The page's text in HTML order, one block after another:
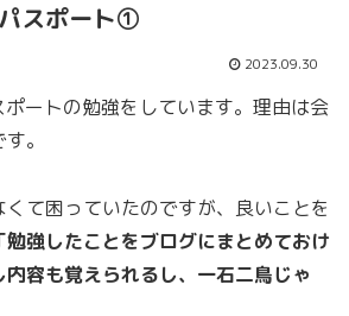
スポート①
2023.09.30
ートの勉強をしています。理由は会
。
て困っていたのですが、良いことを
勉強したことをブログにまとめておけ
容も覚えられるし、一石二鳥じゃ